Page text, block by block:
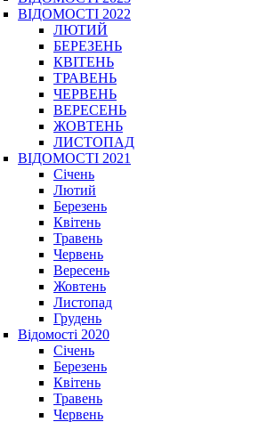
ВІДОМОСТІ 2022
ЛЮТИЙ
БЕРЕЗЕНЬ
КВІТЕНЬ
ТРАВЕНЬ
ЧЕРВЕНЬ
ВЕРЕСЕНЬ
ЖОВТЕНЬ
ЛИСТОПАД
ВІДОМОСТІ 2021
Січень
Лютий
Березень
Квітень
Травень
Червень
Вересень
Жовтень
Листопад
Грудень
Відомості 2020
Січень
Березень
Квітень
Травень
Червень